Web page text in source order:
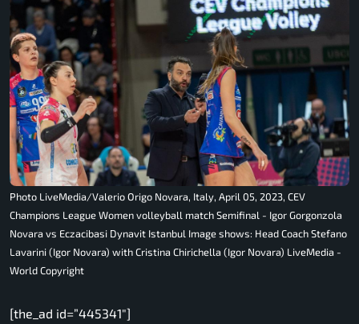
Photo LiveMedia/Valerio Origo Novara, Italy, April 05, 2023, CEV
Champions League Women volleyball match Semifinal - Igor Gorgonzola
Novara vs Eczacibasi Dynavit Istanbul Image shows: Head Coach Stefano
Lavarini (Igor Novara) with Cristina Chirichella (Igor Novara) LiveMedia -
World Copyright
[the_ad id=”445341″]